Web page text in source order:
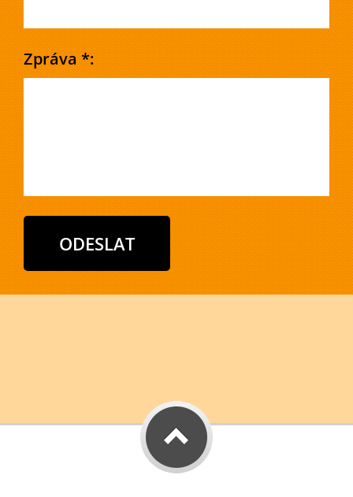
Zpráva *: